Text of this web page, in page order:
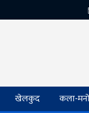
खेलकुद कला-